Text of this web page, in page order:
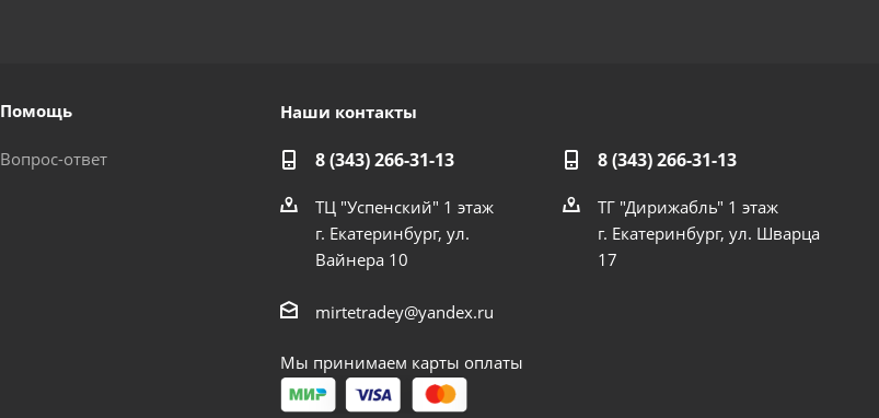
Помощь
Вопрос-ответ
Наши контакты
8 (343) 266-31-13
ТЦ "Успенский" 1 этаж
г. Екатеринбург, ул.
Вайнера 10
8 (343) 266-31-13
ТГ "Дирижабль" 1 этаж
г. Екатеринбург, ул. Шварца
17
mirtetradey@yandex.ru
Мы принимаем карты оплаты